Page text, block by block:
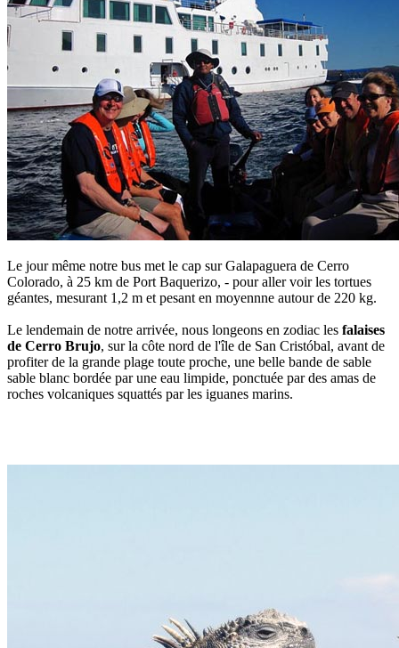
Le jour même notre bus met le cap sur Galapaguera de Cerro
Colorado, à 25 km de Port Baquerizo, - pour aller voir les tortues
géantes, mesurant 1,2 m et pesant en moyennne autour de 220 kg.
Le lendemain de notre arrivée, nous longeons en zodiac les falaises
de Cerro Brujo, sur la côte nord de l'île de San Cristóbal, avant de
profiter de la grande plage toute proche, une belle bande de sable
sable blanc bordée par une eau limpide, ponctuée par des amas de
roches volcaniques squattés par les iguanes marins.